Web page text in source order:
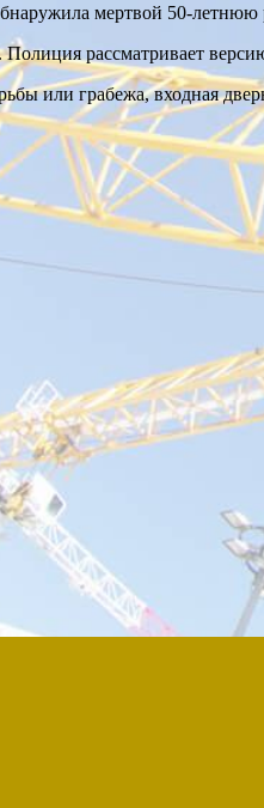
мертвой 50-летнюю
рассматривает
или грабежа, входная